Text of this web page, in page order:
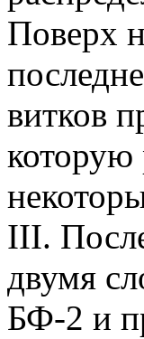
Поверх
витков
которую
III.
двумя
БФ-2 и